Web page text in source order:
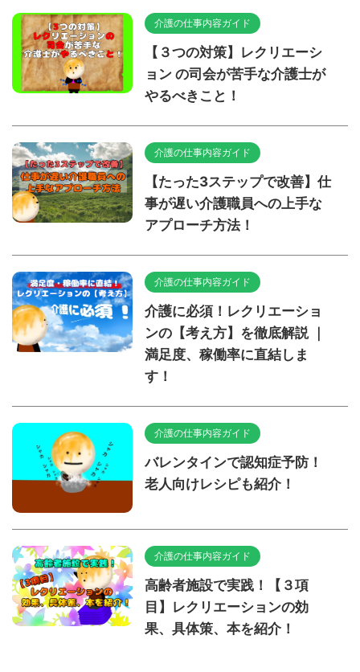
介護の仕事内容ガイド
【３つの対策】レクリエーシ
ョン の司会が苦手な介護士が
やるべきこと！
介護の仕事内容ガイド
【たった3ステップで改善】仕
事が遅い介護職員への上手な
アプローチ方法！
介護の仕事内容ガイド
介護に必須！レクリエーショ
ンの【考え方】を徹底解説 ｜
満足度、稼働率に直結しま
す！
介護の仕事内容ガイド
バレンタインで認知症予防！
老人向けレシピも紹介！
介護の仕事内容ガイド
高齢者施設で実践！【３項
目】レクリエーションの効
果、具体策、本を紹介！